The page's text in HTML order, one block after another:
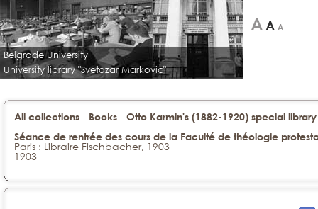
Belgrade University
University library "Svetozar Markovic"
All collections - Books - Otto Karmin's (1882-1920) special
Séance de rentrée des cours de la Faculté de théologie
Paris : Libraire Fischbacher, 1903
1903